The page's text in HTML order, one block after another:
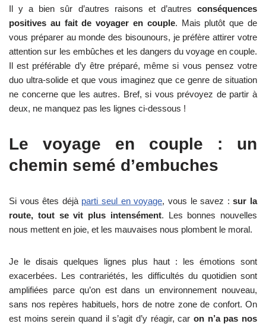
Il y a bien sûr d’autres raisons et d’autres conséquences
positives au fait de voyager en couple. Mais plutôt que de
vous préparer au monde des bisounours, je préfère attirer votre
attention sur les embûches et les dangers du voyage en couple.
Il est préférable d’y être préparé, même si vous pensez votre
duo ultra-solide et que vous imaginez que ce genre de situation
ne concerne que les autres. Bref, si vous prévoyez de partir à
deux, ne manquez pas les lignes ci-dessous !
Le voyage en couple : un
chemin semé d’embuches
Si vous êtes déjà parti seul en voyage, vous le savez :sur la
route, tout se vit plus intensément. Les bonnes nouvelles
nous mettent en joie, et les mauvaises nous plombent le moral.
Je le disais quelques lignes plus haut : les émotions sont
exacerbées. Les contrariétés, les difficultés du quotidien sont
amplifiées parce qu’on est dans un environnement nouveau,
sans nos repères habituels, hors de notre zone de confort. On
est moins serein quand il s’agit d’y réagir, car on n’a pas nos